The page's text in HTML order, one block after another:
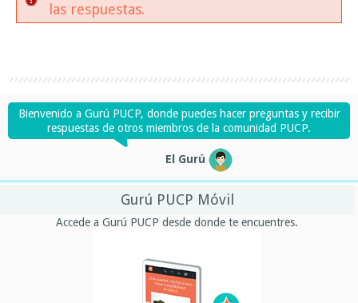
las respuestas.
Bienvenido a Gurú PUCP, donde puedes hacer preguntas y recibir
respuestas de otros miembros de la comunidad PUCP.
El Gurú
Gurú PUCP Móvil
Accede a Gurú PUCP desde donde te encuentres.